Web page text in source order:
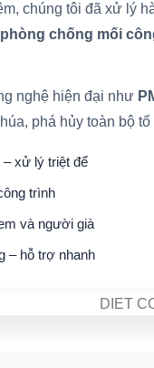
chúng tôi đã xử lý
chống mối
nghệ hiện đại như
phá hủy toàn bộ
– xử lý triệt để
trình
và người già
– hỗ trợ nhanh